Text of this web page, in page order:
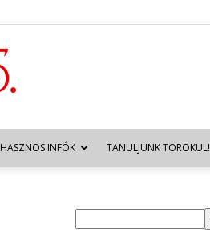
HASZNOS INFÓK TANULJUNK TÖRÖKÜL!